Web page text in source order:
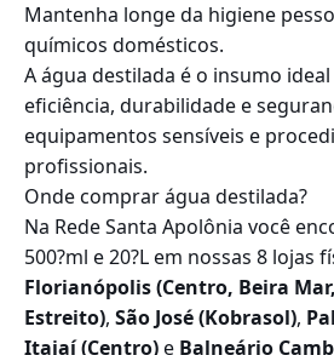
Mantenha longe da higiene
químicos domésticos.
A água destilada é o insumo
eficiência, durabilidade e
equipamentos sensíveis e
profissionais.
Onde comprar água destilada?
Na Rede Santa Apolônia você
500?ml e 20?L em nossas 8 lojas
Florianópolis (Centro, Beira
Estreito), São José (Kobrasol),
Itajaí (Centro)e Balneário